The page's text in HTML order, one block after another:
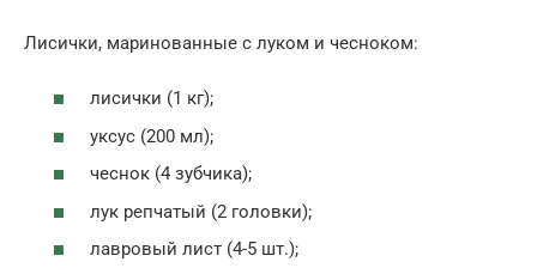
Лисички, маринованные с луком и чесноком:
лисички (1 кг);
уксус (200 мл);
чеснок (4 зубчика);
лук репчатый (2 головки);
лавровый лист (4-5 шт.);